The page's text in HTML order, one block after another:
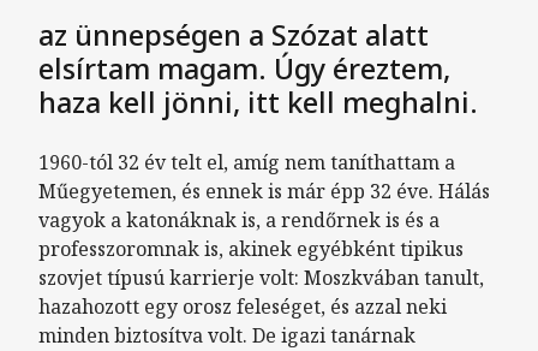
az ünnepségen a Szózat alatt
elsírtam magam. Úgy éreztem,
haza kell jönni, itt kell meghalni.
1960-tól 32 év telt el, amíg nem taníthattam a
Műegyetemen, és ennek is már épp 32 éve. Hálás
vagyok a katonáknak is, a rendőrnek is és a
professzoromnak is, akinek egyébként tipikus
szovjet típusú karrierje volt: Moszkvában tanult,
hazahozott egy orosz feleséget, és azzal neki
minden biztosítva volt. De igazi tanárnak